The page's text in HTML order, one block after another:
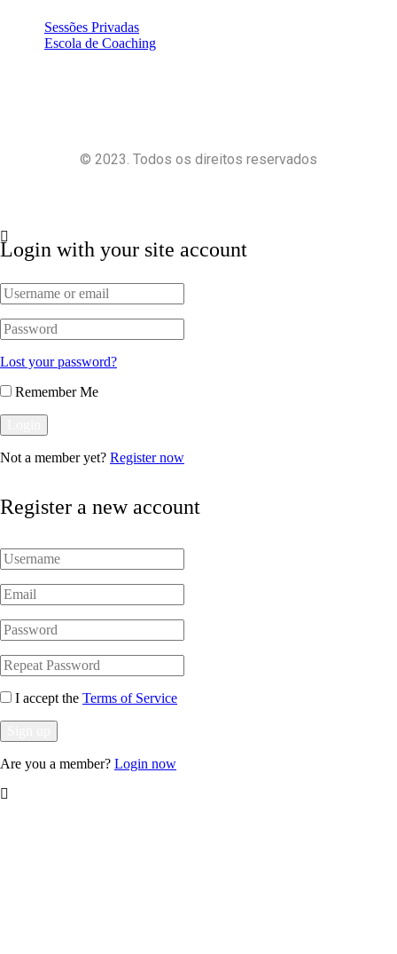
Sessões Privadas
Escola de Coaching
© 2023. Todos os direitos reservados
Login with your site account
Lost your password?
Remember Me
Not a member yet? Register now
Register a new account
I accept the Terms of Service
Are you a member? Login now